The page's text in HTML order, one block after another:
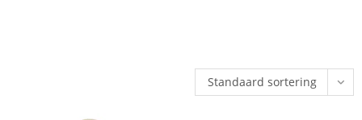
Standaard sortering